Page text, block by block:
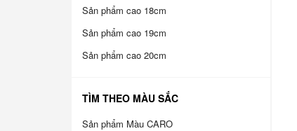
Sản phẩm cao 18cm
Sản phẩm cao 19cm
Sản phẩm cao 20cm
TÌM THEO MÀU SẮC
Sản phẩm Màu CARO